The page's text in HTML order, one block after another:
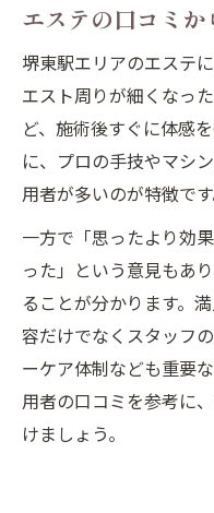
エステの口コミ
堺東駅エリアのエステ
エスト周りが細くなっ
ど、施術後すぐに体感
に、プロの手技やマシ
用者が多いのが特徴です
一方で「思ったより効
った」という意見もあ
ることが分かります。
容だけでなくスタッフ
ーケア体制なども重要
用者の口コミを参考に
けましょう。